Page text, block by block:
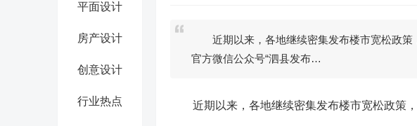
平面设计
房产设计
创意设计
行业热点
近期以来，各地继续密集发布楼市宽松政
官方微信公众号“泗县发布…
近期以来，各地继续密集发布楼市宽松政策，